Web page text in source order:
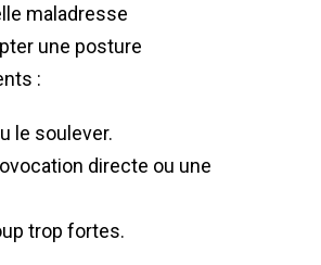
maladresse
une posture
:
le soulever.
directe ou une
trop fortes.